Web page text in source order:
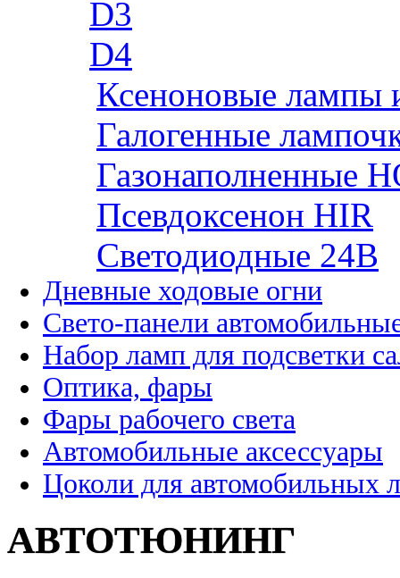
D3
D4
Ксеноновые лампы
Галогенные
Газонаполненные
Псевдоксенон HIR
Cветодиодные 24B
Дневные ходовые огни
Свето-панели
Набор ламп для подсветки
Оптика, фары
Фары рабочего света
Автомобильные аксессуары
Цоколи для автомобильных
АВТОТЮНИНГ